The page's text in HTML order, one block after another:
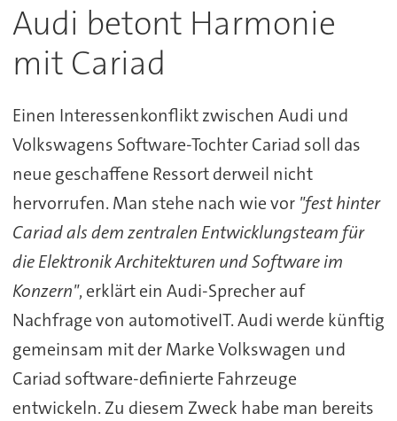
Audi betont Harmonie
mit Cariad
Einen Interessenkonflikt zwischen Audi und
Volkswagens Software-Tochter Cariad soll das
neue geschaffene Ressort derweil nicht
hervorrufen. Man stehe nach wie vor "fest hinter
Cariad als dem zentralen Entwicklungsteam für
die Elektronik Architekturen und Software im
Konzern", erklärt ein Audi-Sprecher auf
Nachfrage von automotiveIT. Audi werde künftig
gemeinsam mit der Marke Volkswagen und
Cariad software-definierte Fahrzeuge
entwickeln. Zu diesem Zweck habe man bereits